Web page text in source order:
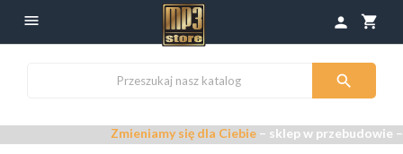
 shopping_cart
person

Zmieniamy się dla Ciebie– sklep w przebudowie –